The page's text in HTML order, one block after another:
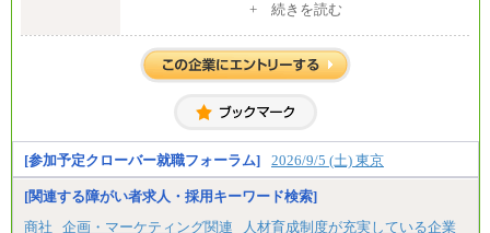
月給 200,000円～250,000円
入社時の処遇は経験・能力を考慮の上、当社規程に
より決定します。
お伝えします。
+ 続きを読む
[参加予定クローバー就職フォーラム] 2026/9/5 (土) 東京
[関連する障がい者求人・採用キーワード検索]
商社
企画・マーケティング関連
人材育成制度が充実している企業